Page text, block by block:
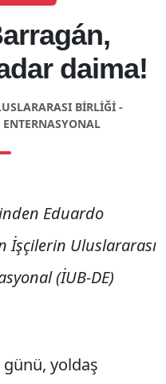
daima!
BIRLIĞI -
Eduardo
İşçilerin Uluslararası
(İUB-DE)
günü, yoldaş